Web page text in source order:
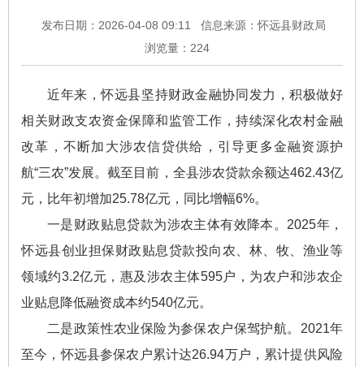
发布日期：2026-04-08 09:11
信息来源：怀远县财政局
浏览量： 224
近年来，怀远县坚持财政金融协同发力，积极做好
相关财政支农资金保障和监管工作，持续深化农村金融
改革，不断加大涉农信贷供给，引导更多金融资源护
航“三农”发展。截至目前，全县涉农贷款余额达462.43亿
元，比年初增加25.78亿元，同比增幅6%。
一是财政贴息贷款为涉农主体有效降本。2025年，
怀远县创业担保财政贴息贷款投向农、林、牧、渔业等
领域约3.2亿元，惠及涉农主体595户，为农户和涉农企
业贴息降低融资成本约540亿元。
二是政策性农业保险为参保农户保驾护航。2021年
至今，怀远县参保农户累计达26.94万户，累计提供风险